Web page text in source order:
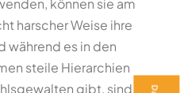
können sie am
harscher Weise ihre
während es in den
steile Hierarchien
gibt, sind